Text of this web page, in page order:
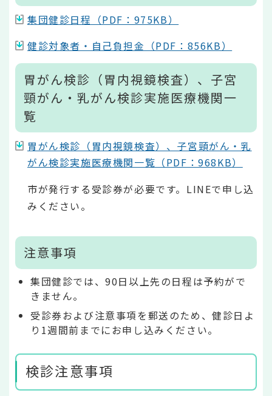
集団健診日程（PDF：975KB）
健診対象者・自己負担金（PDF：856KB）
胃がん検診（胃内視鏡検査）、子宮
頸がん・乳がん検診実施医療機関一
覧
胃がん検診（胃内視鏡検査）、子宮頸がん・乳
がん検診実施医療機関一覧（PDF：968KB）
市が発行する受診券が必要です。LINEで申し込
みください。
注意事項
集団健診では、90日以上先の日程は予約がで
きません。
受診券および注意事項を郵送のため、健診日よ
り1週間前までにお申し込みください。
検診注意事項